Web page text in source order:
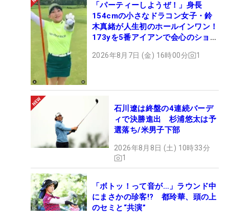
「パーティーしようぜ！」身長
154cmの小さなドラコン女子・鈴
木真緒が人生初のホールインワン！
173yを5番アイアンで会心のショッ
2026年8月7日 (金) 16時00分 1
石川遼は終盤の4連続バーデ
ィで決勝進出 杉浦悠太は予
選落ち/米男子下部
2026年8月8日 (土) 10時33分
1
「ボトッ！って音が…」ラウンド中
にまさかの珍客!? 都玲華、頭の上
のセミと“共演”